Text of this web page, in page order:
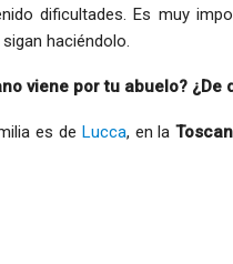
dificultades. Es muy
haciéndolo.
viene por tu abuelo?
es de Lucca, en la